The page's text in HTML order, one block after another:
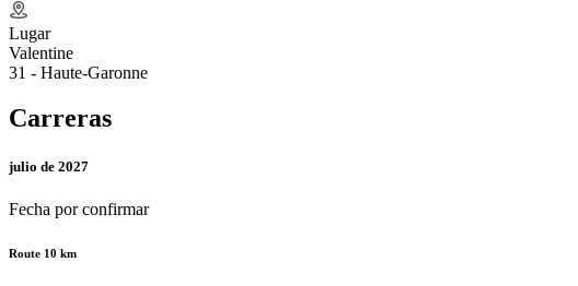
Lugar
Valentine
31 - Haute-Garonne
Carreras
julio de 2027
Fecha por confirmar
Route 10 km